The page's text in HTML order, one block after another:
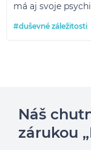
má aj svoje
#duševné záležitosti
Náš
zárukou